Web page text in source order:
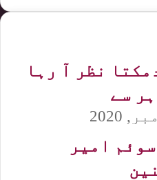
نظر آ رہا
سے
امیر